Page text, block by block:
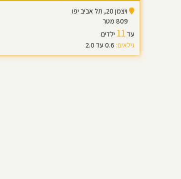
ויצמן‬ 20, תל אביב יפו
809 מטר
עד 11 ילדים
גילאים: 0.6 עד 2.0